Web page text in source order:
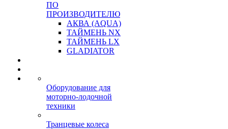
ПО
ПРОИЗВОДИТЕЛЮ
АКВА (AQUA)
ТАЙМЕНЬ NX
ТАЙМЕНЬ LX
GLADIATOR
Оборудование для
моторно-лодочной
техники
Транцевые колеса